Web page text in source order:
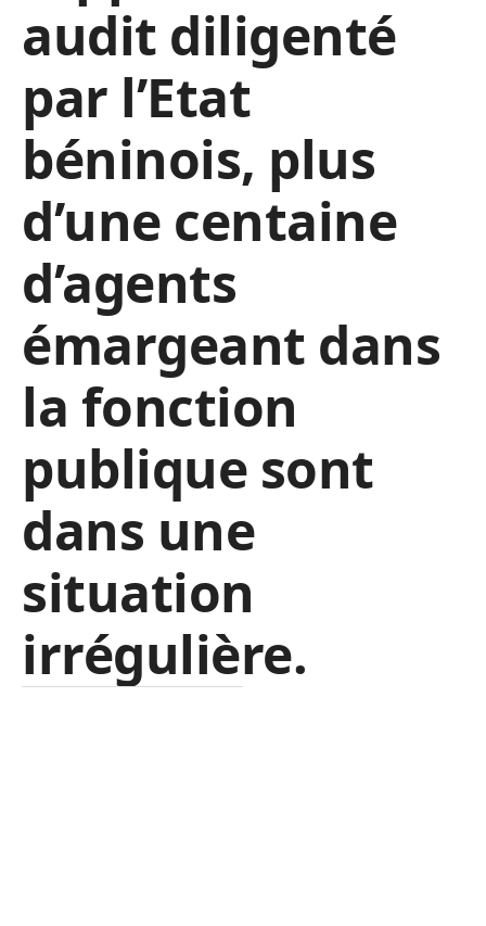
audit diligenté
par l’Etat
béninois, plus
d’une centaine
d’agents
émargeant dans
la fonction
publique sont
dans une
situation
irrégulière.